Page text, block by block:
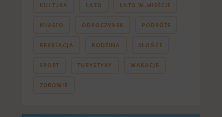
KULTURA LATO LATO W MIEŚCIE
MIASTO ODPOCZYNEK PODRÓŻE
REKREACJA RODZINA SŁOŃCE
SPORT TURYSTYKA WAKACJE
ZDROWIE